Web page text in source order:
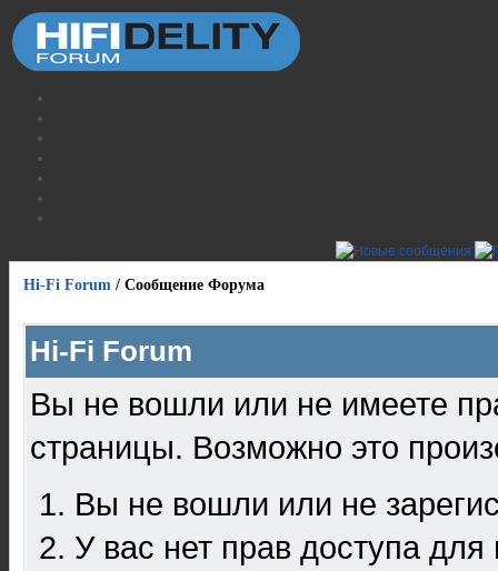
Hi-Fi Forum / Сообщение Форума
Hi-Fi Forum
Вы не вошли или не имеете
страницы. Возможно это
Вы не вошли или не
У вас нет прав доступа